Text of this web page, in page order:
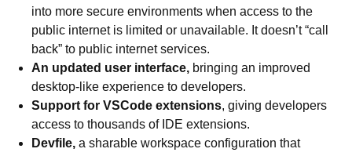
into more secure environments when access to the
public internet is limited or unavailable. It doesn’t “call
back” to public internet services.
An updated user interface, bringing an improved
desktop-like experience to developers.
Support for VSCode extensions, giving developers
access to thousands of IDE extensions.
Devfile, a sharable workspace configuration that